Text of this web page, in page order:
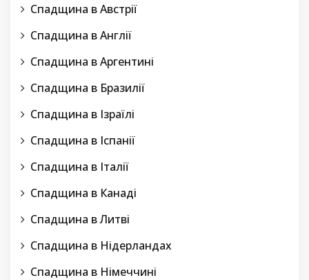
Спадщина в Австрії
Спадщина в Англії
Спадщина в Аргентині
Спадщина в Бразилії
Спадщина в Ізраїлі
Спадщина в Іспанії
Спадщина в Італії
Спадщина в Канаді
Спадщина в Литві
Спадщина в Нідерландах
Спадщина в Німеччині